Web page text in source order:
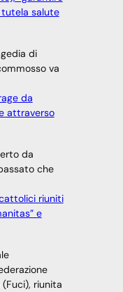
tutela salute
di
va
da
attraverso
da
che
riuniti
e
riunita